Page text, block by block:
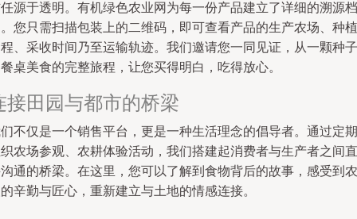
源于透明。有机绿色农业网为每一份产品建立了详细的溯源档
您只需扫描包装上的二维码，即可查看产品的生产农场、种植
、采收时间乃至运输轨迹。我们邀请您一同见证，从一颗种子
桌美食的完整旅程，让您买得明白，吃得放心。
接田园与都市的桥梁
不仅是一个销售平台，更是一种生活理念的倡导者。通过定期
农场参观、农耕体验活动，我们搭建起消费者与生产者之间直
通的桥梁。在这里，您可以了解到食物背后的故事，感受到农
辛勤与匠心，重新建立与土地的情感连接。